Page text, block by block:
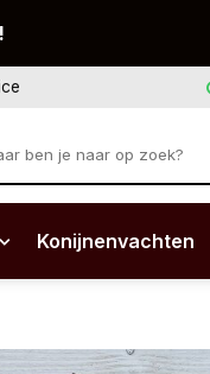
Konijnenvachten